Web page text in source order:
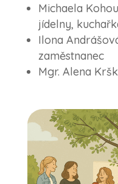
Michaela
jídelny,
Ilona
zaměstnanec
Mgr. Alena